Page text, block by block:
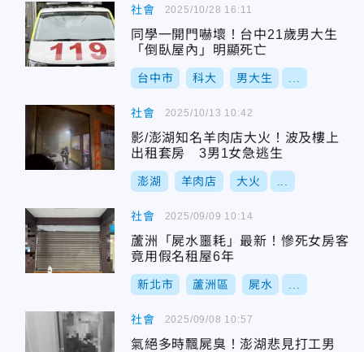
社會
同學一開門嚇壞！台中21歲男大生
「倒臥屋內」明顯死亡
台中市 科大 男大生
2025/10/28 16:11
社會
影/澎湖知名羊肉店大火！波及樓上
出租套房 3男1女急逃生
澎湖 羊肉店 大火
2025/10/13 10:42
社會
蘆洲「屍水噩耗」最新！慘死女房客
竟用假名租屋6年
新北市 蘆洲區 屍水
2025/09/09 10:14
社會
氣絕多時飄屍臭！澎湖悲見打工男
2025/09/08 10:57